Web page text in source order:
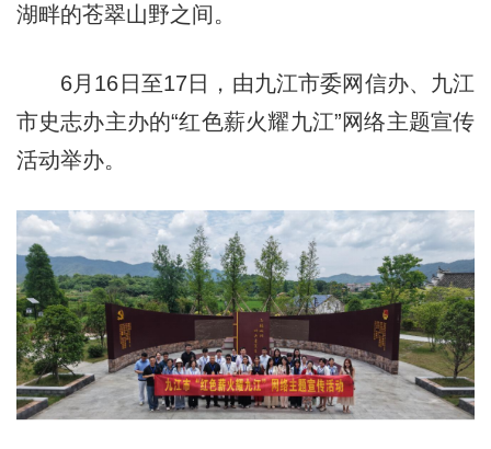
湖畔的苍翠山野之间。
6月16日至17日，由九江市委网信办、九江
市史志办主办的“红色薪火耀九江”网络主题宣传
活动举办。